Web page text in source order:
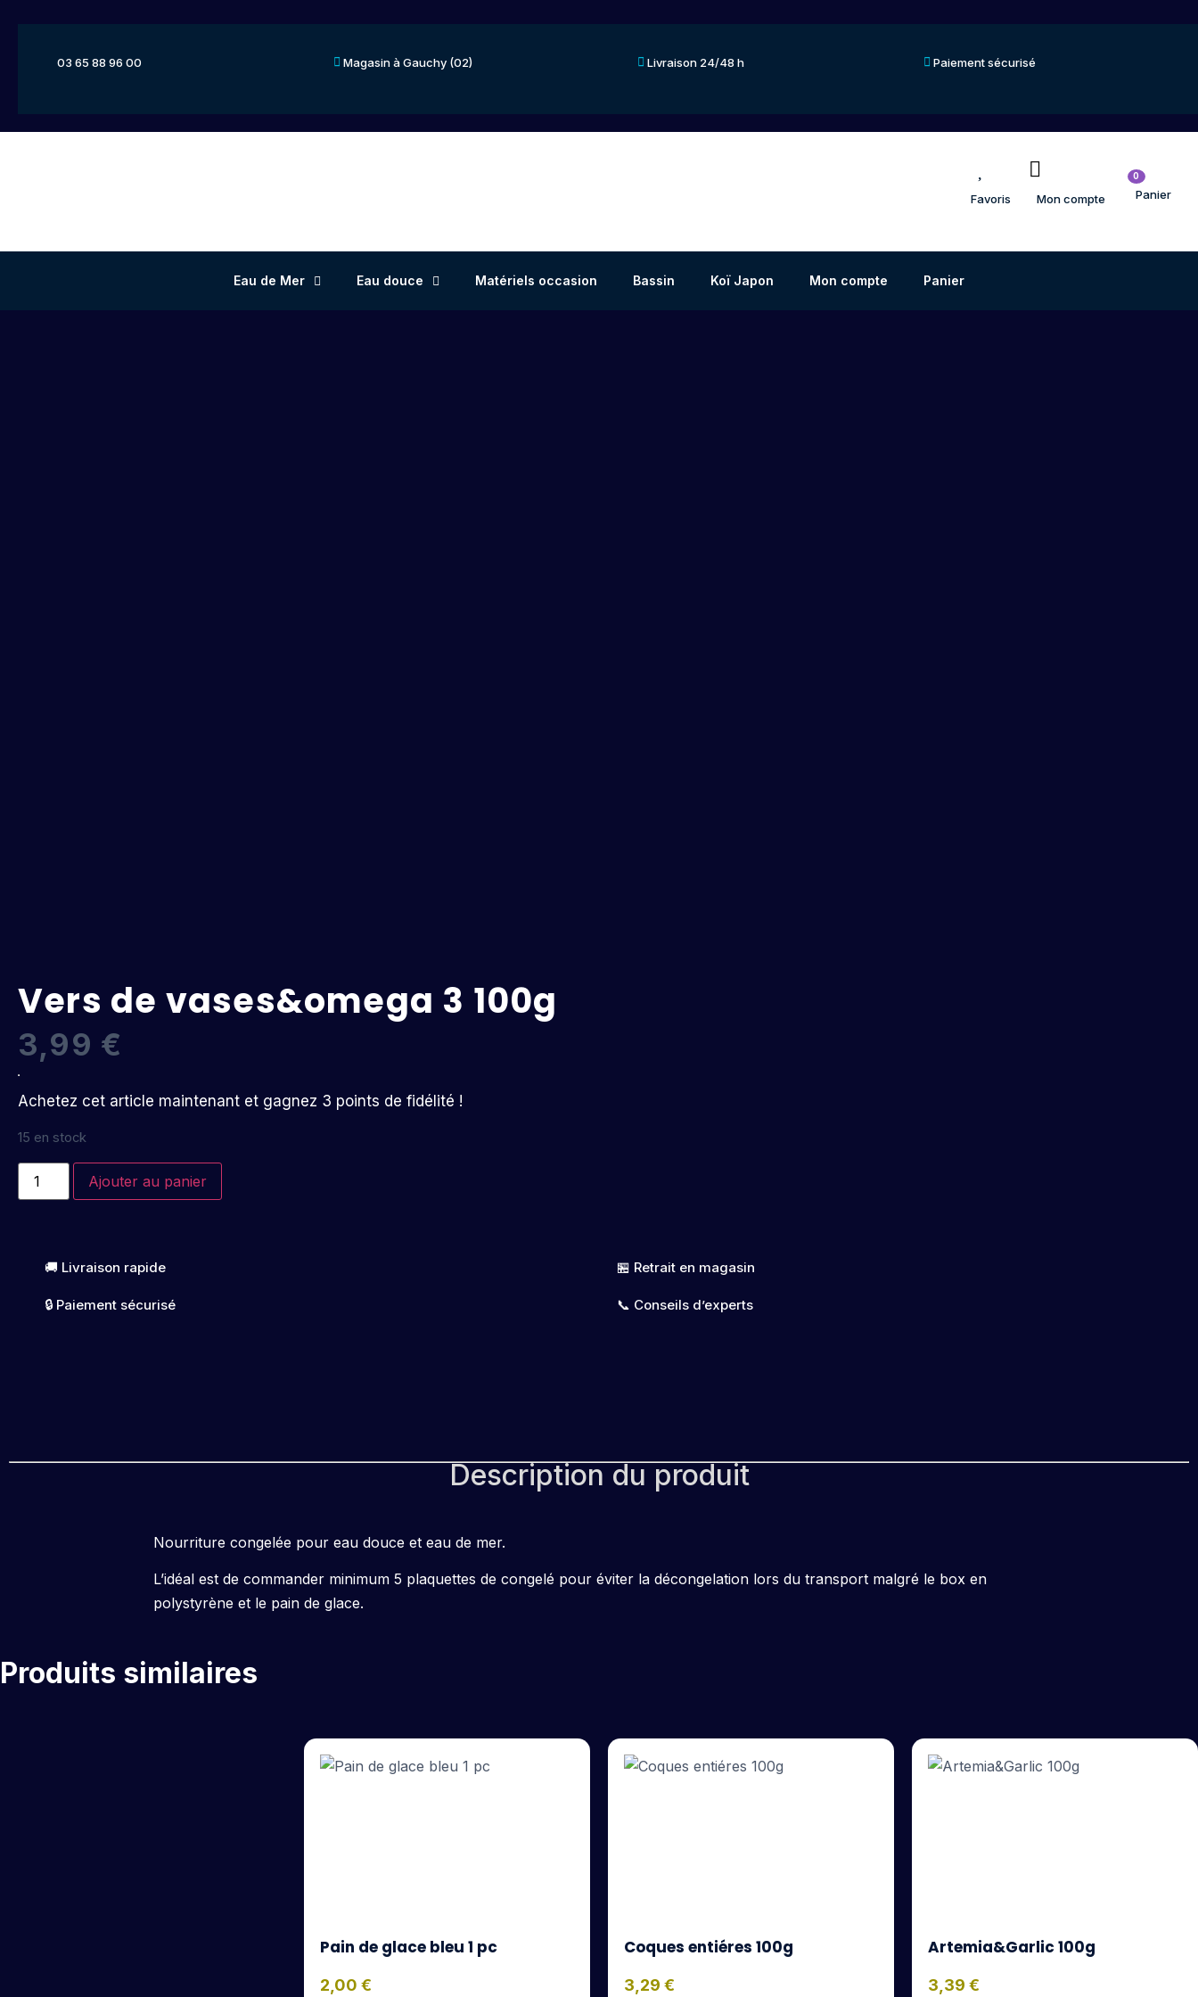
03 65 88 96 00 Magasin à Gauchy (02) Livraison 24/48 h Paiement sécurisé
Favoris Mon compte
0
Panier
Eau de Mer Eau douce Matériels occasion Bassin Koï Japon Mon compte Panier
Vers de vases&omega 3 100g
3,99 €
Achetez cet article maintenant et gagnez 3 points de fidélité !
15 en stock
Ajouter au panier
🚚 Livraison rapide
🔒 Paiement sécurisé
🏪 Retrait en magasin
📞 Conseils d’experts
Description du produit
Nourriture congelée pour eau douce et eau de mer.
L’idéal est de commander minimum 5 plaquettes de congelé pour éviter la décongelation lors du transport malgré le box en
polystyrène et le pain de glace.
Produits similaires
Pain de glace bleu 1 pc
2,00 €
Coques entiéres 100g
3,29 €
Artemia&Garlic 100g
3,39 €